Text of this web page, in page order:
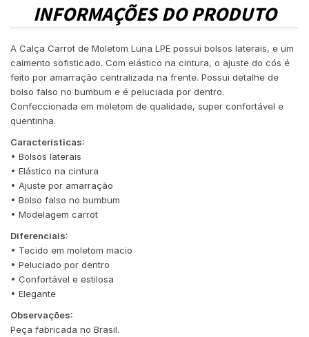
INFORMAÇÕES DO PRODUTO
A Calça Carrot de Moletom Luna LPE possui bolsos laterais, e um
caimento sofisticado. Com elástico na cintura, o ajuste do cós é
feito por amarração centralizada na frente. Possui detalhe de
bolso falso no bumbum e é peluciada por dentro.
Confeccionada em moletom de qualidade, super confortável e
quentinha.
Características:
• Bolsos laterais
• Elástico na cintura
• Ajuste por amarração
• Bolso falso no bumbum
• Modelagem carrot
Diferenciais:
• Tecido em moletom macio
• Peluciado por dentro
• Confortável e estilosa
• Elegante
Observações:
Peça fabricada no Brasil.